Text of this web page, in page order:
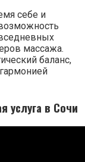
себе и
массажа.
баланс,
услуга в Сочи